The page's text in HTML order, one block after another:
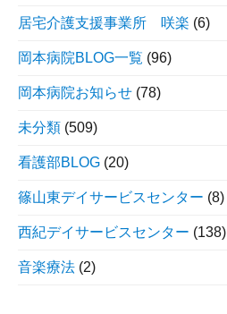
居宅介護支援事業所 咲楽 (6)
岡本病院BLOG一覧 (96)
岡本病院お知らせ (78)
未分類 (509)
看護部BLOG (20)
篠山東デイサービスセンター (8)
西紀デイサービスセンター (138)
音楽療法 (2)